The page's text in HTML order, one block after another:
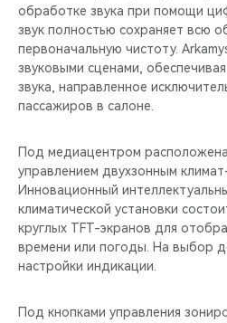
обработке звука при помощи
звук полностью сохраняет всю
первоначальную чистоту.
звуковыми сценами,
звука, направленное
пассажиров в салоне.
Под медиацентром
управлением двухзонным
Инновационный
климатической установки
круглых TFT-экранов для
времени или погоды. На выбор
настройки индикации.
Под кнопками управления